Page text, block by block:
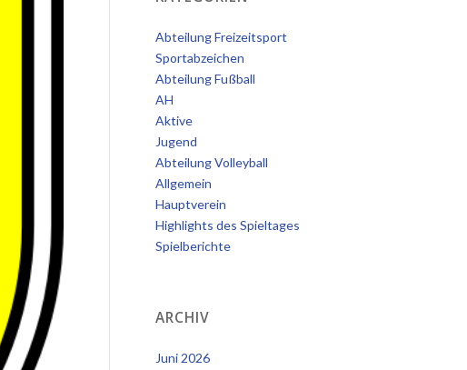
Abteilung Freizeitsport
Sportabzeichen
Abteilung Fußball
AH
Aktive
Jugend
Abteilung Volleyball
Allgemein
Hauptverein
Highlights des Spieltages
Spielberichte
ARCHIV
Juni 2026